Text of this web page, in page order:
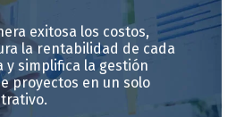
exitosa los costos,
la rentabilidad de cada
y simplifica la gestión
proyectos en un solo